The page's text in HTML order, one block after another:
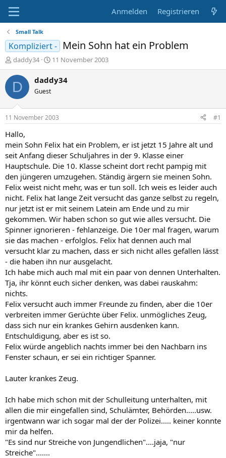
Anmelden Registrieren
Small Talk
Kompliziert - Mein Sohn hat ein Problem
E
r
s
e
r
daddy34
E
r
s
l
t
m
11 November 2003
D daddy34
Guest
11 November 2003 #1
Hallo,
mein Sohn Felix hat ein Problem, er ist jetzt 15 Jahre alt und
seit Anfang dieser Schuljahres in der 9. Klasse einer
Hauptschule. Die 10. Klasse scheint dort recht pampig mit
den jüngeren umzugehen. Ständig ärgern sie meinen Sohn.
Felix weist nicht mehr, was er tun soll. Ich weis es leider auch
nicht. Felix hat lange Zeit versucht das ganze selbst zu regeln,
nur jetzt ist er mit seinem Latein am Ende und zu mir
gekommen. Wir haben schon so gut wie alles versucht. Die
Spinner ignorieren - fehlanzeige. Die 10er mal fragen, warum
sie das machen - erfolglos. Felix hat dennen auch mal
versucht klar zu machen, dass er sich nicht alles gefallen lässt
- die haben ihn nur ausgelacht.
Ich habe mich auch mal mit ein paar von dennen Unterhalten.
Tja, ihr könnt euch sicher denken, was dabei rauskahm:
nichts.
Felix versucht auch immer Freunde zu finden, aber die 10er
verbreiten immer Gerüchte über Felix. unmögliches Zeug,
dass sich nur ein krankes Gehirn ausdenken kann.
Entschuldigung, aber es ist so.
Felix würde angeblich nachts immer bei den Nachbarn ins
Fenster schaun, er sei ein richtiger Spanner.
Lauter krankes Zeug.
Ich habe mich schon mit der Schulleitung unterhalten, mit
allen die mir eingefallen sind, Schulämter, Behörden.....usw.
irgentwann war ich sogar mal der der Polizei..... keiner konnte
mir da helfen.
"Es sind nur Streiche von Jungendlichen"....jaja, "nur
Streiche".......